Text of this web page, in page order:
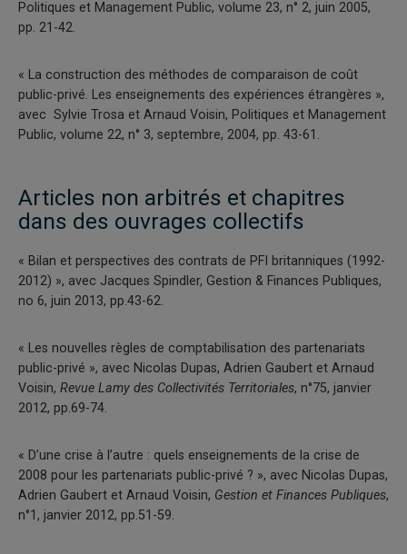
Politiques et Management Public, volume 23, n° 2, juin 2005,
pp. 21-42.
« La construction des méthodes de comparaison de coût
public-privé. Les enseignements des expériences étrangères »,
avec Sylvie Trosa et Arnaud Voisin, Politiques et Management
Public, volume 22, n° 3, septembre, 2004, pp. 43-61.
Articles non arbitrés et chapitres
dans des ouvrages collectifs
« Bilan et perspectives des contrats de PFI britanniques (1992-
2012) », avec Jacques Spindler, Gestion & Finances Publiques,
no 6, juin 2013, pp.43-62.
« Les nouvelles règles de comptabilisation des partenariats
public-privé », avec Nicolas Dupas, Adrien Gaubert et Arnaud
Voisin, Revue Lamy des Collectivités Territoriales, n°75, janvier
2012, pp.69-74.
« D’une crise à l’autre : quels enseignements de la crise de
2008 pour les partenariats public-privé ? », avec Nicolas Dupas,
Adrien Gaubert et Arnaud Voisin, Gestion et Finances Publiques,
n°1, janvier 2012, pp.51-59.